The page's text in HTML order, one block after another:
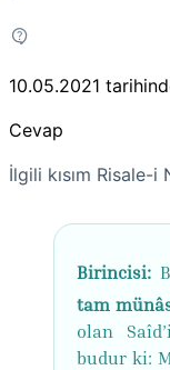
10.05.2021
Cevap
İlgili kısım Risale-
Birincisi:
tam
olan
budur ki: